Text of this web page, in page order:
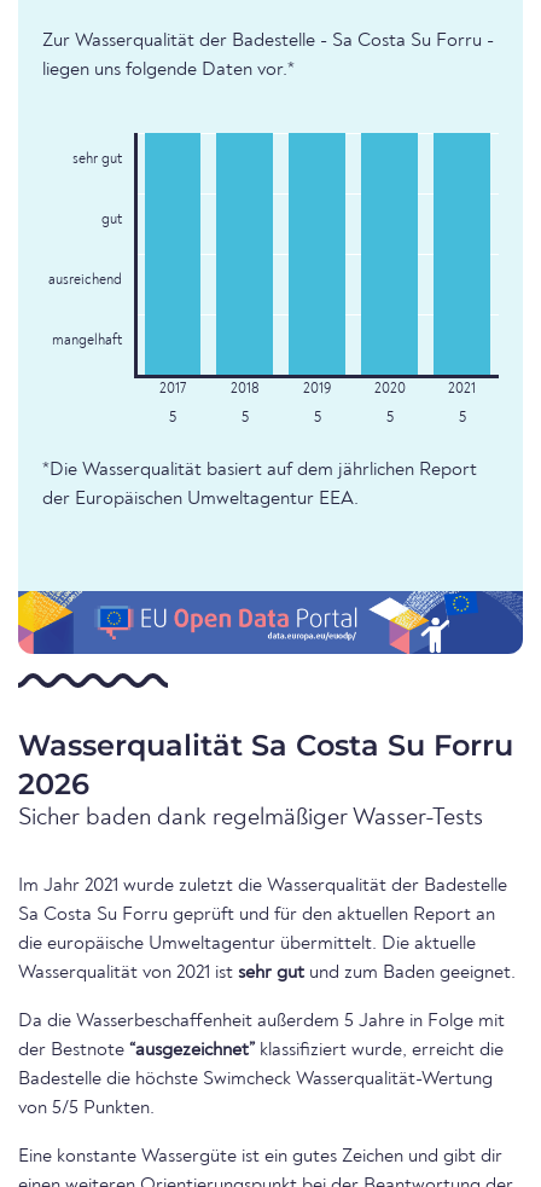
Zur Wasserqualität der Badestelle - Sa Costa Su Forru -
liegen uns folgende Daten vor.*
sehr gut
gut
ausreichend
mangelhaft
5 5 5 5 5
*Die Wasserqualität basiert auf dem jährlichen Report
der Europäischen Umweltagentur EEA.
Wasserqualität Sa Costa Su Forru
2026
Sicher baden dank regelmäßiger Wasser-Tests
Im Jahr 2021 wurde zuletzt die Wasserqualität der Badestelle
Sa Costa Su Forru geprüft und für den aktuellen Report an
die europäische Umweltagentur übermittelt. Die aktuelle
Wasserqualität von 2021 ist sehr gut und zum Baden geeignet.
Da die Wasserbeschaffenheit außerdem 5 Jahre in Folge mit
der Bestnote “ausgezeichnet” klassifiziert wurde, erreicht die
Badestelle die höchste Swimcheck Wasserqualität-Wertung
von 5/5 Punkten.
Eine konstante Wassergüte ist ein gutes Zeichen und gibt dir